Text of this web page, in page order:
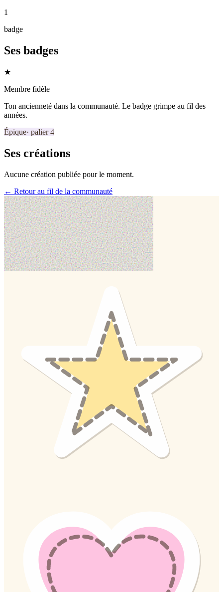
1
badge
Ses badges
★
Membre fidèle
Ton ancienneté dans la communauté. Le badge grimpe au fil des
années.
Épique· palier4
Ses créations
Aucune création publiée pour le moment.
← Retour au fil de la communauté